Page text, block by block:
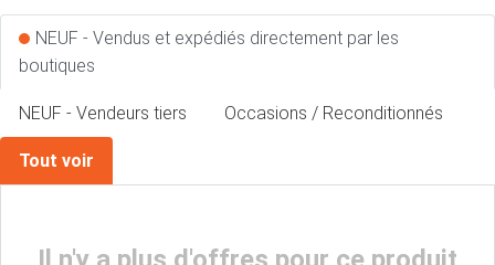
NEUF - Vendus et expédiés directement par les
boutiques
NEUF - Vendeurs tiers Occasions / Reconditionnés
Tout voir